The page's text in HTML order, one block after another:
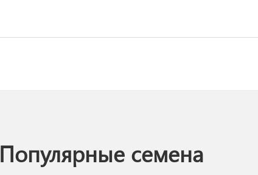
Популярные семена